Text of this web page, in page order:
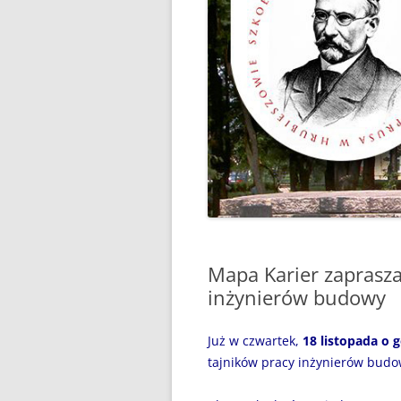
“WAKACJE Z GIGANTAMI”,
CZYLI DARMOWE LEKCJE
PROGRAMOWANIA
„BEZPIECZNI NAD WODĄ”
„CZYTANIE JEST PRZYGODĄ”
„MÓJ SPORTOWY WYCZYN” –
GŁOSUJEMY!
100 ROCZNICA URODZIN JANA
PAWŁA II
DZIEŃ BEZ PAPIEROSA
Mapa Karier
inżynierów budowy
Już w czwartek, 18 listopada o
tajników pracy inżynierów